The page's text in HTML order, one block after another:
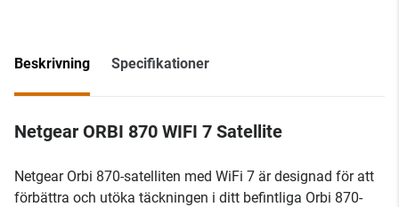
Beskrivning Specifikationer
Netgear ORBI 870 WIFI 7 Satellite
Netgear Orbi 870-satelliten med WiFi 7 är designad för att
förbättra och utöka täckningen i ditt befintliga Orbi 870-